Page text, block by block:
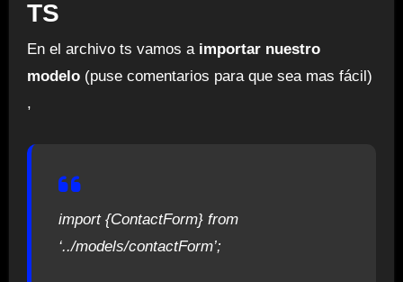
TS
En el archivo ts vamos a importar nuestro
modelo(puse comentarios para que sea mas fácil)
,
import {ContactForm} from
‘../models/contactForm’;